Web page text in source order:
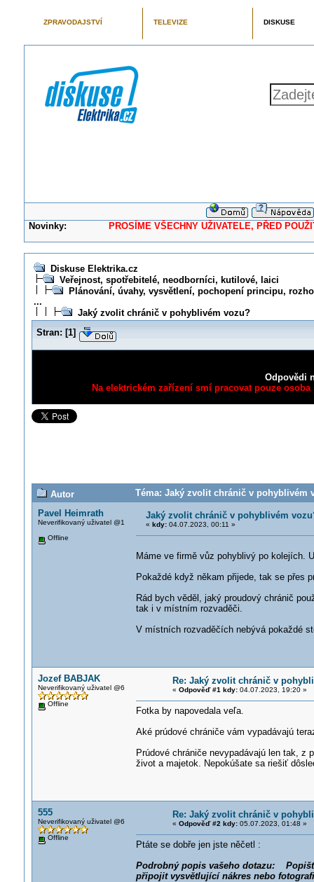
ZPRAVODAJSTVÍ TELEVIZE DISKUSE
Novinky: PROSÍME VŠECHNY UŽIVATELE, PŘED
Diskuse Elektrika.cz
Veřejnost, spotřebitelé, neodborníci, kutilové, laici
Plánování, úvahy, vysvětlení, pochopení principu,
...
Jaký zvolit chránič v pohyblivém vozu?
Stran: [1]
Odpovědi
Na elektrickém zařízení smí pracovat pouze
Autor
Téma: Jaký zvolit chránič v pohyblivém
Pavel Heimrath
Neverifikovaný uživatel @1
Offline
Jaký zvolit chránič v pohyblivém
« kdy:04.07.2023, 00:11 »
Máme ve firmě vůz pohyblivý po kolejích.
Pokaždé když někam přijede, tak se přes
Rád bych věděl, jaký proudový chránič
tak i v místním rozvaděči.
V místních rozvaděčích nebývá pokaždé
Jozef BABJAK
Neverifikovaný uživatel @6
Offline
Re: Jaký zvolit chránič v
« Odpověď #1 kdy:04.07.2023, 19:20 »
Fotka by napovedala veľa.
Aké prúdové chrániče vám vypadávajú
Prúdové chrániče nevypadávajú len tak, z
život a majetok. Nepokúšate sa riešiť
555
Neverifikovaný uživatel @6
Offline
Re: Jaký zvolit chránič v
« Odpověď #2 kdy:05.07.2023, 01:48 »
Ptáte se dobře jen jste něčetl :
Podrobný popis vašeho dotazu:
připojit vysvětlující nákres nebo